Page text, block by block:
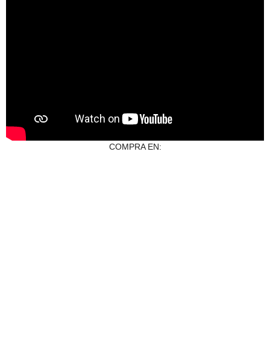
COMPRA EN: